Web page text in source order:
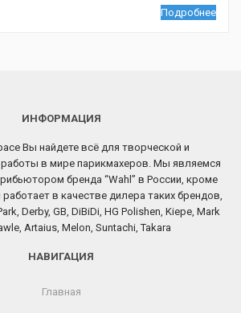
Подробнее
ИНФОРМАЦИЯ
Вы найдете всё для творческой и
в мире парикмахеров. Мы являемся
бренда “Wahl” в России, кроме
в качестве дилера таких брендов,
Derby, GB, DiBiDi, HG Polishen, Kiepe, Mark
Artaius, Melon, Suntachi, Takara
НАВИГАЦИЯ
Главная